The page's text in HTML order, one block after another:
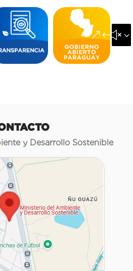
y Desarrollo Sostenible